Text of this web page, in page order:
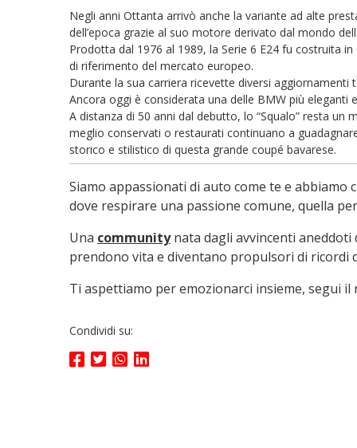
Negli anni Ottanta arrivò anche la variante ad alte
dell’epoca grazie al suo motore derivato dal mondo
Prodotta dal 1976 al 1989, la Serie 6 E24 fu costruita
di riferimento del mercato europeo.
Durante la sua carriera ricevette diversi
Ancora oggi è considerata una delle BMW più
A distanza di 50 anni dal debutto, lo “Squalo” resta
meglio conservati o restaurati continuano a
storico e stilistico di questa grande coupé bavarese.
Siamo appassionati di auto come te e
dove respirare una passione comune, quella
Una communitynata dagli avvincenti aneddoti
prendono vita e diventano propulsori di ricordi
Ti aspettiamo per emozionarci insieme, segui
Condividi su: